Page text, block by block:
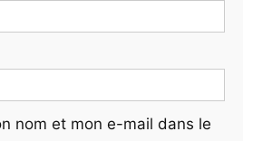
nom et mon e-mail dans le